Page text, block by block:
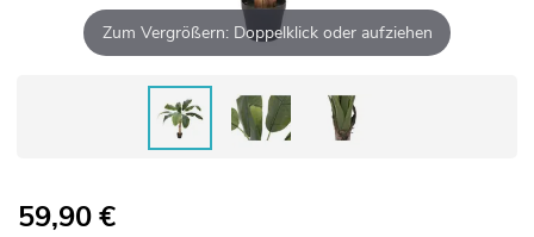
Zum Vergrößern: Doppelklick oder aufziehen
59,90€